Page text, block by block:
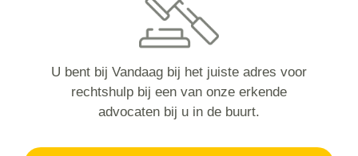
U bent bij Vandaag bij het juiste adres voor
rechtshulp bij een van onze erkende
advocaten bij u in de buurt.